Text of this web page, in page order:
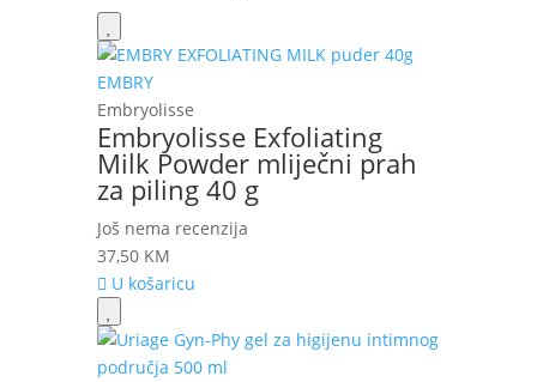
Embryolisse
Embryolisse Exfoliating
Milk Powder mliječni prah
za piling 40 g
Još nema recenzija
37,50 KM
U košaricu